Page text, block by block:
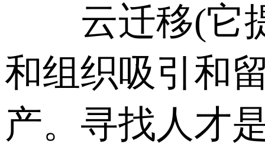
云迁移(它提
和组织吸引和
产。寻找人才